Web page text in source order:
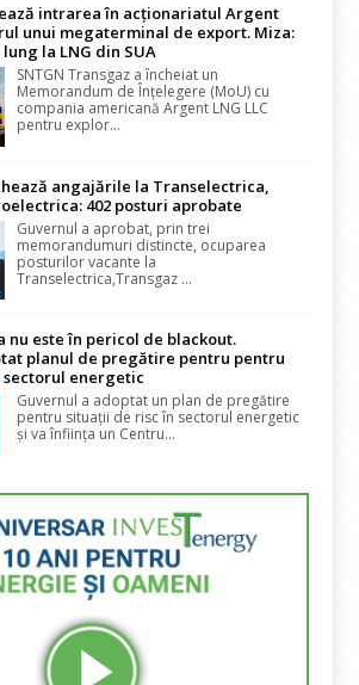
intrarea în acționariatul Argent
unui megaterminal de export. Miza:
la LNG din SUA
SNTGN Transgaz a încheiat un
Memorandum de Înțelegere (MoU) cu
compania americană Argent LNG LLC
pentru explor...
angajările la Transelectrica,
402 posturi aprobate
Guvernul a aprobat, prin trei
memorandumuri distincte, ocuparea
posturilor vacante la
Transelectrica,Transgaz ...
nu este în pericol de blackout.
planul de pregătire pentru pentru
energetic
Guvernul a adoptat un plan de pregătire
pentru situații de risc în sectorul energetic
și va înființa un Centru...